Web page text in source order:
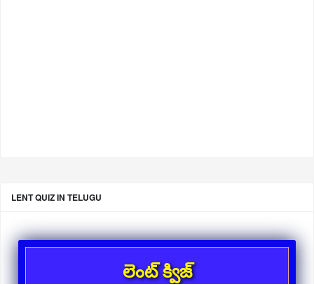
LENT QUIZ IN TELUGU
లెంట్ క్విజ్